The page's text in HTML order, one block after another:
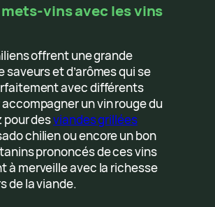
vins avec les vins
offrent une grande
saveurs et d’arômes qui se
avec différents
un vin rouge du
pour desviandes grillées
chilien ou encore un bon
prononcés de ces vins
à merveille avec la richesse
de la viande.